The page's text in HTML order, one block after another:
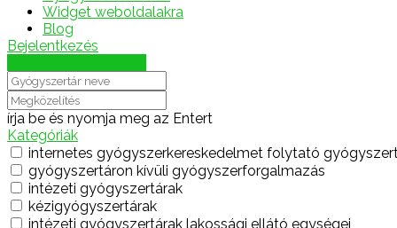
Widget weboldalakra
Blog
Bejelentkezés
írja be és nyomja meg az Entert
Kategóriák
internetes gyógyszerkereskedelmet folytató
gyógyszertáron kívüli gyógyszerforgalmazás
intézeti gyógyszertárak
kézigyógyszertárak
intézeti gyógyszertárak lakossági ellátó egységei